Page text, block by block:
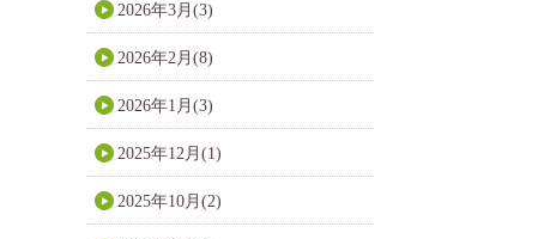
2026年3月(3)
2026年2月(8)
2026年1月(3)
2025年12月(1)
2025年10月(2)